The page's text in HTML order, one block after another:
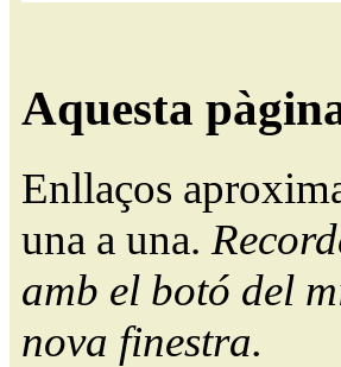
Aquesta
Enllaços
una a una.
amb el botó del
nova finestra.